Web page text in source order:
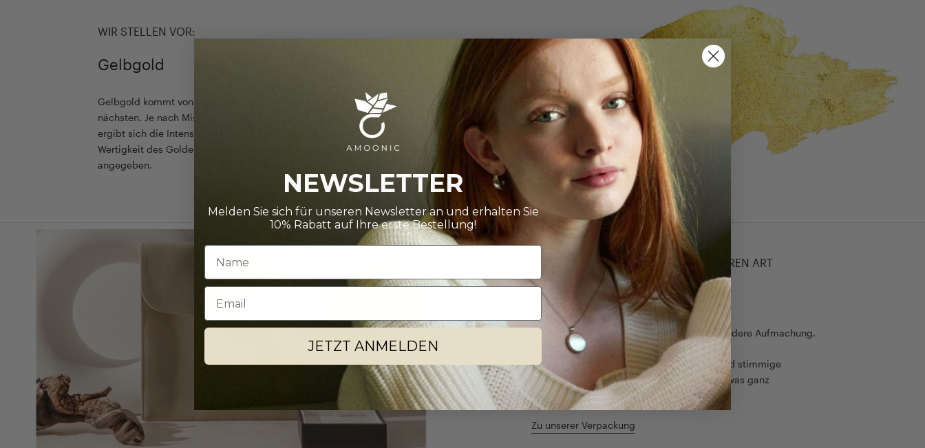
WIR STELLEN VOR:
Gelbgold
Gelbgold kommt von seiner Farbgebung dem Feingold am
nächsten. Je nach Mischverhältnis der einzelnen Elemente,
ergibt sich die Intensität des Goldes. Die Reinheit und damit die
Wertigkeit des Goldes wird in Karat (ct) oder Tausendstel
angegeben.
EIN AUSPACKERLEBNIS DER BESONDEREN ART
Verpackung
Ein edles Schmuckstück braucht eine besondere Aufmachung.
Wir legen viel Wert auf eine hochwertige und stimmige
Verpackung, die das Auspackerlebnis zu etwas ganz
Besonderem macht.
Zu unserer Verpackung
NEWSLETTER
Melden Sie sich für unseren Newsletter an und erhalten Sie
10% Rabatt auf Ihre erste Bestellung!
Email
JETZT ANMELDEN